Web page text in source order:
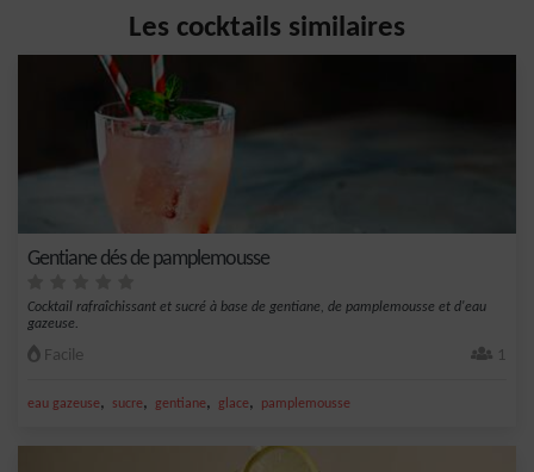
Les cocktails similaires
Gentiane dés de pamplemousse
Cocktail rafraîchissant et sucré à base de gentiane, de pamplemousse et d'eau
gazeuse.
Facile 1
eau gazeuse, sucre, gentiane, glace, pamplemousse